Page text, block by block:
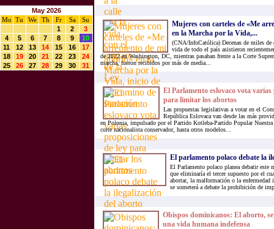
May 2026
Mo
Tu We Th Fr Sa
Su
1
2
3
4
5 6 7 8 9
10
11
12 13 14 15 16
17
18
19 20 21 22 23
24
25
26 27 28 29 30 31
Mujeres con carteles de «Me
en la Marcha por la Vida,...
(CNA/InfoCatólica) Decenas de miles de
vida de todo el país asistieron
de 2022 en Washington, DC, mientras pasaban frente a la Corte
marcha, fueron recibidos por más de media...
El Parlamento eslovaco vota varias
para limitar los abortos
Las propuestas legislativas a votar en el
República Eslovaca van desde las más
en Polonia, impulsado por el Partido Kotleba-Partido Popular
corte nacionalista conservador, hasta otros modelos...
El parlamento polaco debate la
El Parlamento polaco planea debatir este
que eliminaría el tercer supuesto por el
abortar, la malformación o la enfermedad
se someterá a debate la prohibición de
Obispos dominicanos: El aborto,
una vida humana indefensa